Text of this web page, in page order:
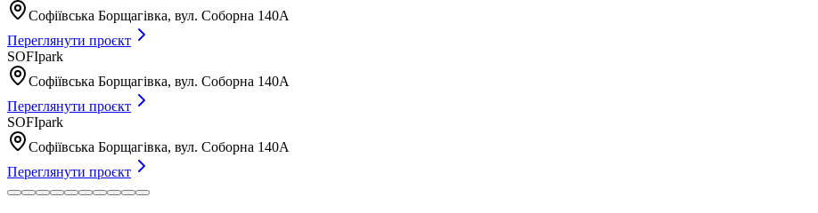
Софіївська Борщагівка, вул. Соборна 140А
Переглянути проєкт
SOFIpark
Софіївська Борщагівка, вул. Соборна 140А
Переглянути проєкт
SOFIpark
Софіївська Борщагівка, вул. Соборна 140А
Переглянути проєкт